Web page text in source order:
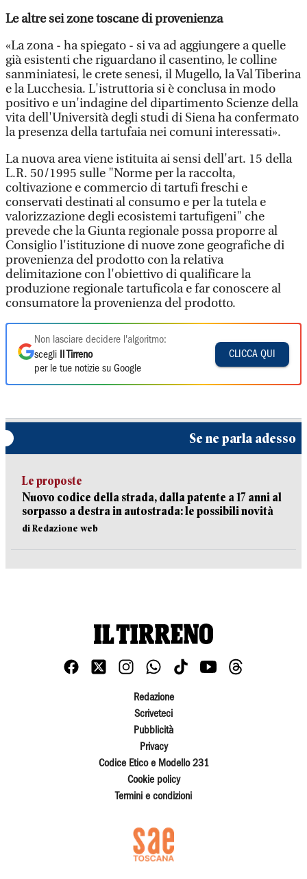
Le altre sei zone toscane di provenienza
«La zona - ha spiegato - si va ad aggiungere a quelle
già esistenti che riguardano il casentino, le colline
sanminiatesi, le crete senesi, il Mugello, la Val Tiberina
e la Lucchesia. L'istruttoria si è conclusa in modo
positivo e un'indagine del dipartimento Scienze della
vita dell'Università degli studi di Siena ha confermato
la presenza della tartufaia nei comuni interessati».
La nuova area viene istituita ai sensi dell'art. 15 della
L.R. 50/1995 sulle "Norme per la raccolta,
coltivazione e commercio di tartufi freschi e
conservati destinati al consumo e per la tutela e
valorizzazione degli ecosistemi tartufigeni" che
prevede che la Giunta regionale possa proporre al
Consiglio l'istituzione di nuove zone geografiche di
provenienza del prodotto con la relativa
delimitazione con l'obiettivo di qualificare la
produzione regionale tartuficola e far conoscere al
consumatore la provenienza del prodotto.
Non lasciare decidere l'algoritmo:
scegli
Il Tirreno
per le tue notizie su Google
CLICCA QUI
Se ne parla adesso
Le proposte
Nuovo codice della strada, dalla patente a 17 anni al
sorpasso a destra in autostrada: le possibili novità
di Redazione web
Redazione
Scriveteci
Pubblicità
Privacy
Codice Etico e Modello 231
Cookie policy
Termini e condizioni